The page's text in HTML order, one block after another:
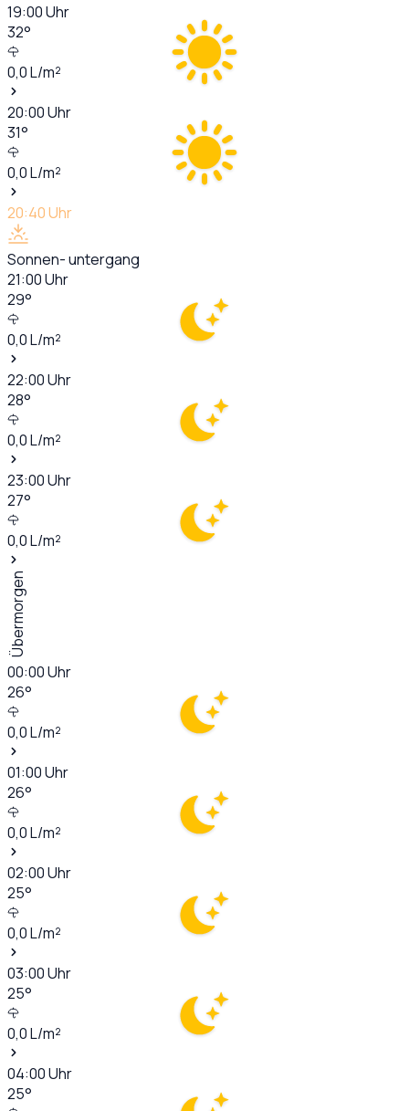
19:00Uhr
32°
0,0L/m²
20:00Uhr
31°
0,0L/m²
20:40Uhr
Sonnen- untergang
21:00Uhr
29°
0,0L/m²
22:00Uhr
28°
0,0L/m²
23:00Uhr
27°
0,0L/m²
Übermorgen
00:00Uhr
26°
0,0L/m²
01:00Uhr
26°
0,0L/m²
02:00Uhr
25°
0,0L/m²
03:00Uhr
25°
0,0L/m²
04:00Uhr
25°